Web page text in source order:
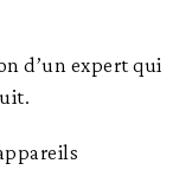
d’un expert qui